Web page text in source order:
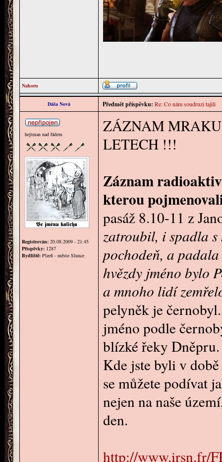
Nahoru
Dáša Nová Předmět příspěvku: Re: Co nám soudruzi tajili
hejtman nad řádem
Registrován: 20.08.2009 - 21:45
Příspěvky: 1287
Bydliště: Plzeň - město Slunce
ZÁZNAM MRAKU
LETECH !!!
Záznam
kterou
pasáž 8.10-11 z
zatroubil, i spadla
pochodeň, a
hvězdy jméno bylo
a mnoho lidí
pelyněk je
jméno podle
blízké řeky Dněpru.
Kde jste byli v
se můžete podívat
nejen na naše
den.
http://www.irsn.fr/